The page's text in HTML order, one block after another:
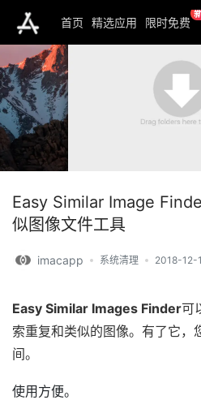
首页 精选应用 限时免费
Easy Similar Image
似图像文件工具
imacapp 系统清理 2018-12-
Easy Similar Images Finder可
索重复和类似的图像。有了它，
间。
使用方便。